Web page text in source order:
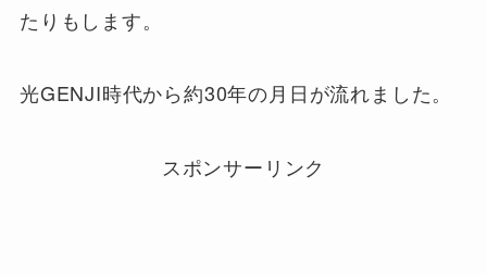
たりもします。
光GENJI時代から約30年の月日が流れました。
スポンサーリンク